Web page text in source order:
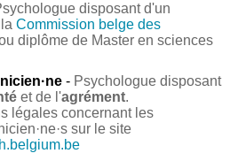
disposant d'un
laCommission belge des
diplôme de Master en sciences
- Psychologue disposant
et de l'agrément.
légales concernant les
sur le site